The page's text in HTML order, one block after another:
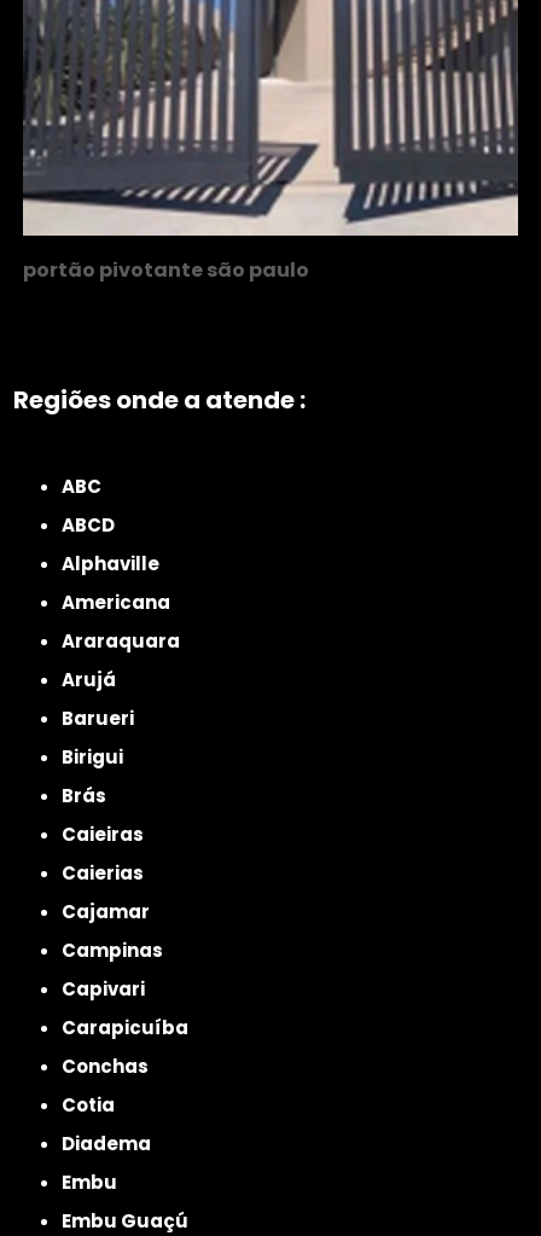
portão pivotante são paulo
Regiões onde a atende :
ABC
ABCD
Alphaville
Americana
Araraquara
Arujá
Barueri
Birigui
Brás
Caieiras
Caierias
Cajamar
Campinas
Capivari
Carapicuíba
Conchas
Cotia
Diadema
Embu
Embu Guaçú